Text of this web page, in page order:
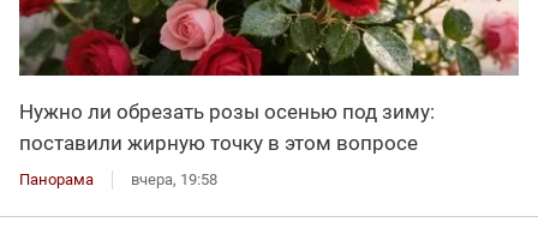
Нужно ли обрезать розы осенью под зиму:
поставили жирную точку в этом вопросе
Панорама вчера, 19:58